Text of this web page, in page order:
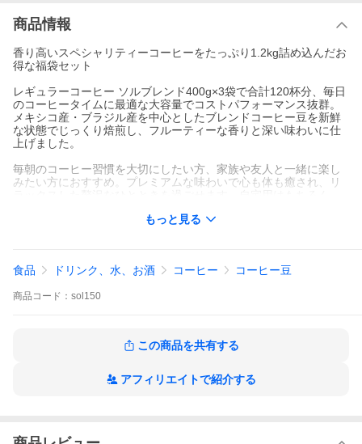
商品情報
香り高いスペシャリティーコーヒーをたっぷり1.2kg詰め込んだお
得な福袋セット
レギュラーコーヒー ソルブレンド400g×3袋で合計120杯分、毎日
のコーヒータイムに最適な大容量でコストパフォーマンス抜群。
メキシコ産・ブラジル産を中心としたブレンドコーヒー豆を新鮮
な状態でじっくり焙煎し、フルーティーな香りと深い味わいに仕
上げました。
毎朝のコーヒー習慣を大切にしたい方、家族や友人と一緒に楽し
みたい方におすすめ。プレミアムな味わいで心も体も癒され、リ
択可能で、豆のまま、または中挽きでお届けします。
30日以上/保存方法:常温保存/配送:常温
もっと見る
食品 ドリンク、水、お酒 コーヒー コーヒー豆
商品 コード： sol150
この商品を共有する
アフィリエイトで紹介する